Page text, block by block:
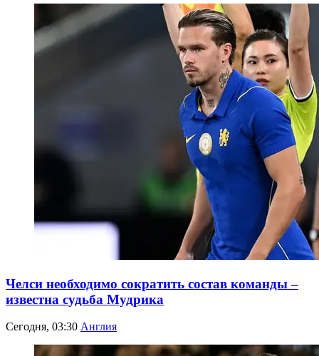
Челси необходимо сократить состав команды –
известна судьба Мудрика
Сегодня, 03:30 Англия